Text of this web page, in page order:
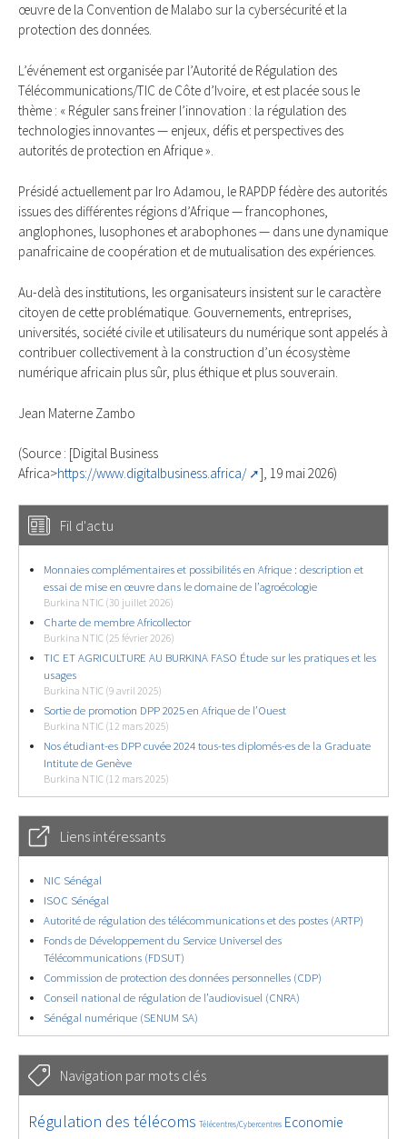
œuvre de la Convention de Malabo sur la cybersécurité et la
protection des données.
L’événement est organisée par l’Autorité de Régulation des
Télécommunications/TIC de Côte d’Ivoire, et est placée sous le
thème : « Réguler sans freiner l’innovation : la régulation des
technologies innovantes — enjeux, défis et perspectives des
autorités de protection en Afrique ».
Présidé actuellement par Iro Adamou, le RAPDP fédère des autorités
issues des différentes régions d’Afrique — francophones,
anglophones, lusophones et arabophones — dans une dynamique
panafricaine de coopération et de mutualisation des expériences.
Au-delà des institutions, les organisateurs insistent sur le caractère
citoyen de cette problématique. Gouvernements, entreprises,
universités, société civile et utilisateurs du numérique sont appelés à
contribuer collectivement à la construction d’un écosystème
numérique africain plus sûr, plus éthique et plus souverain.
Jean Materne Zambo
(Source : [Digital Business
Africa>https://www.digitalbusiness.africa/ ], 19 mai 2026)
Fil d'actu
Monnaies complémentaires et possibilités en Afrique : description et
essai de mise en œuvre dans le domaine de l’agroécologie
Burkina NTIC (30 juillet 2026)
Charte de membre Africollector
Burkina NTIC (25 février 2026)
TIC ET AGRICULTURE AU BURKINA FASO Étude sur les pratiques et les
usages
Burkina NTIC (9 avril 2025)
Sortie de promotion DPP 2025 en Afrique de l’Ouest
Burkina NTIC (12 mars 2025)
Nos étudiant-es DPP cuvée 2024 tous-tes diplomés-es de la Graduate
Intitute de Genève
Burkina NTIC (12 mars 2025)
Liens intéressants
NIC Sénégal
ISOC Sénégal
Autorité de régulation des télécommunications et des postes (ARTP)
Fonds de Développement du Service Universel des
Télécommunications (FDSUT)
Commission de protection des données personnelles (CDP)
Conseil national de régulation de l’audiovisuel (CNRA)
Sénégal numérique (SENUM SA)
Navigation par mots clés
4658/5661
Régulation des télécoms
346/5661 Télécentres/Cybercentres
3735/5661
Economie